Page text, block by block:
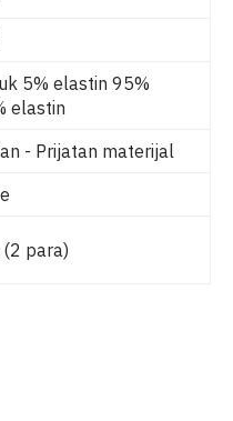
5% elastin 95%
elastin
- Prijatan materijal
para)